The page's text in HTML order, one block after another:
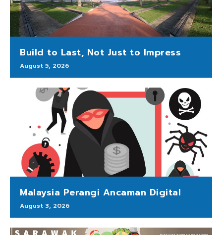
Build to Last, Not Just to Impress
August 5, 2026
Malaysia Perangi Ancaman Digital
August 3, 2026